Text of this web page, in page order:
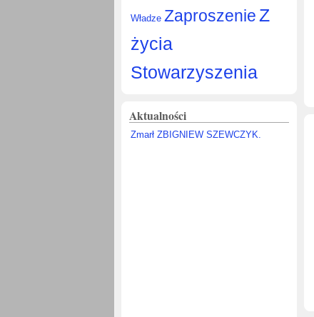
Władze ZaproszenieZ
życia
Stowarzyszenia
Aktualności